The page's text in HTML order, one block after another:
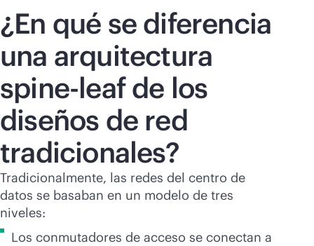
¿En qué se diferencia
una arquitectura
spine-leaf de los
diseños de red
tradicionales?
Tradicionalmente, las redes del centro de
datos se basaban en un modelo de tres
niveles:
Los conmutadores de acceso se conectan a